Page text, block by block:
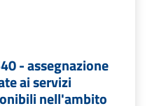
- assegnazione
ai servizi
nell'ambito